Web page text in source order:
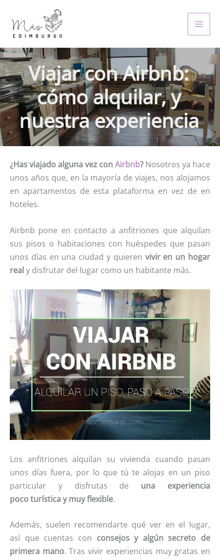
content
Viajar con Airbnb:
cómo alquilar, y
nuestra experiencia
¿Has viajado alguna vez con Airbnb? Nosotros ya hace
unos años que, en la mayoría de viajes, nos alojamos
en apartamentos de esta plataforma en vez de en
hoteles.
Airbnb pone en contacto a anfitriones que alquilan
sus pisos o habitaciones con huéspedes que pasan
unos días en una ciudad y quieren vivir en un hogar
real y disfrutar del lugar como un habitante más.
Los anfitriones alquilan su vivienda cuando pasan
unos días fuera, por lo que tú te alojas en un piso
particular y disfrutas de una experiencia
poco turística y muy flexible.
Además, suelen recomendarte qué ver en el lugar,
así que cuentas con consejos y algún secreto de
primera mano. Tras vivir experiencias muy gratas en